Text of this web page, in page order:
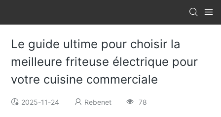
Le guide ultime pour choisir la
meilleure friteuse électrique pour
votre cuisine commerciale
2025-11-24 Rebenet 78